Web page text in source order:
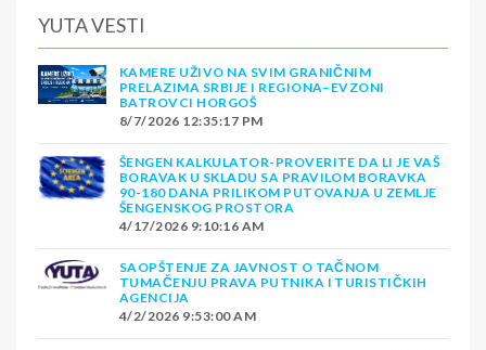
YUTA VESTI
KAMERE UŽIVO NA SVIM GRANIČNIM
PRELAZIMA SRBIJE I REGIONA–EVZONI
BATROVCI HORGOŠ
8/7/2026 12:35:17 PM
ŠENGEN KALKULATOR-PROVERITE DA LI JE VAŠ
BORAVAK U SKLADU SA PRAVILOM BORAVKA
90-180 DANA PRILIKOM PUTOVANJA U ZEMLJE
ŠENGENSKOG PROSTORA
4/17/2026 9:10:16 AM
SAOPŠTENJE ZA JAVNOST O TAČNOM
TUMAČENJU PRAVA PUTNIKA I TURISTIČKIH
AGENCIJA
4/2/2026 9:53:00 AM